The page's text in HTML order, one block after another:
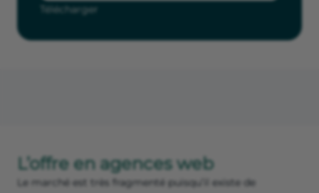
Télécharger
L’offre en agences web
Le marché est très fragmenté puisqu’il existe de